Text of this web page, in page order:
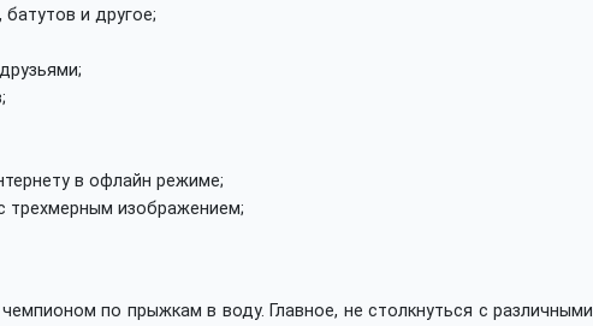
и другое;
в офлайн режиме;
трехмерным изображением;
по прыжкам в воду. Главное, не столкнуться с различными